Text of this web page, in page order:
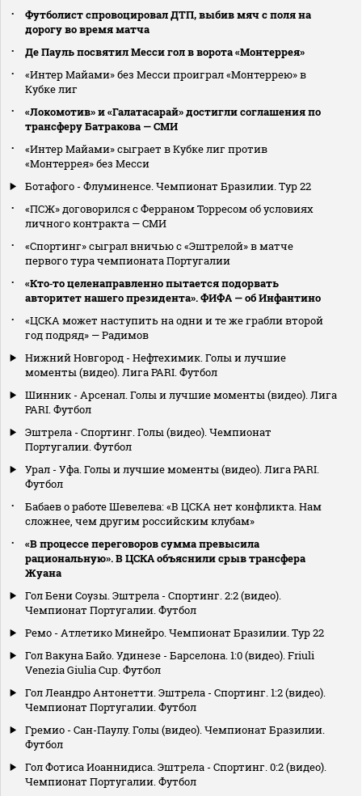
Футболист спровоцировал ДТП, выбив мяч с поля на
дорогу во время матча
Де Пауль посвятил Месси гол в ворота «Монтеррея»
«Интер Майами» без Месси проиграл «Монтеррею» в
Кубке лиг
«Локомотив» и «Галатасарай» достигли соглашения по
трансферу Батракова — СМИ
«Интер Майами» сыграет в Кубке лиг против
«Монтеррея» без Месси
Ботафого - Флуминенсе. Чемпионат Бразилии. Тур 22
«ПСЖ» договорился с Ферраном Торресом об условиях
личного контракта — СМИ
«Спортинг» сыграл вничью с «Эштрелой» в матче
первого тура чемпионата Португалии
«Кто‑то целенаправленно пытается подорвать
авторитет нашего президента». ФИФА — об Инфантино
«ЦСКА может наступить на одни и те же грабли второй
год подряд» — Радимов
Нижний Новгород - Нефтехимик. Голы и лучшие
моменты (видео). Лига PARI. Футбол
Шинник - Арсенал. Голы и лучшие моменты (видео). Лига
PARI. Футбол
Эштрела - Спортинг. Голы (видео). Чемпионат
Португалии. Футбол
Урал - Уфа. Голы и лучшие моменты (видео). Лига PARI.
Футбол
Бабаев о работе Шевелева: «В ЦСКА нет конфликта. Нам
сложнее, чем другим российским клубам»
«В процессе переговоров сумма превысила
рациональную». В ЦСКА объяснили срыв трансфера
Жуана
Гол Бени Соузы. Эштрела - Спортинг. 2:2 (видео).
Чемпионат Португалии. Футбол
Ремо - Атлетико Минейро. Чемпионат Бразилии. Тур 22
Гол Вакуна Байо. Удинезе - Барселона. 1:0 (видео). Friuli
Venezia Giulia Cup. Футбол
Гол Леандро Антонетти. Эштрела - Спортинг. 1:2 (видео).
Чемпионат Португалии. Футбол
Гремио - Сан-Паулу. Голы (видео). Чемпионат Бразилии.
Футбол
Гол Фотиса Иоаннидиса. Эштрела - Спортинг. 0:2 (видео).
Чемпионат Португалии. Футбол